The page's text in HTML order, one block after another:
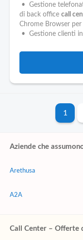
• Gestione
di back office call
Chrome Browser
• Gestione clienti
1
Aziende che
Arethusa
A2A
Call Center – Offerte